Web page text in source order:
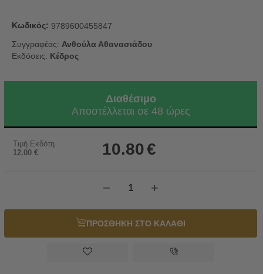
Κωδικός: 9789600455847
Συγγραφέας: Ανθούλα Αθανασιάδου
Εκδόσεις: Κέδρος
Διαθέσιμο
Αποστέλλεται σε 48 ώρες
Τιμή Εκδότη
12.00 € 10.80€
+
−
ΠΡΟΣΘΗΚΗ ΣΤΟ ΚΑΛΑΘΙ